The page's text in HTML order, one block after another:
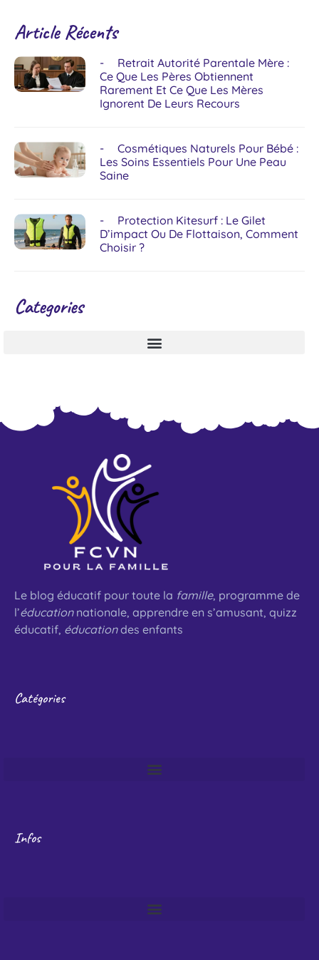
Article Récents
Retrait Autorité Parentale Mère :
Ce Que Les Pères Obtiennent
Rarement Et Ce Que Les Mères
Ignorent De Leurs Recours
Cosmétiques Naturels Pour Bébé :
Les Soins Essentiels Pour Une Peau
Saine
Protection Kitesurf : Le Gilet
D’impact Ou De Flottaison, Comment
Choisir ?
Categories
Le blog éducatif pour toute la famille, programme de
l’éducationnationale, apprendre en s’amusant, quizz
éducatif, éducationdes enfants
Catégories
Infos